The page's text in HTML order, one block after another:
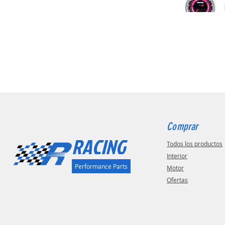
RACING
Performance Parts
Comprar
Todos los productos
Interior
Motor
Ofertas